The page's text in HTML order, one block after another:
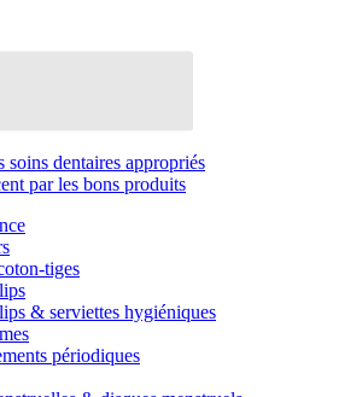
soins dentaires appropriés
par les bons produits
tiges
& serviettes hygiéniques
périodiques